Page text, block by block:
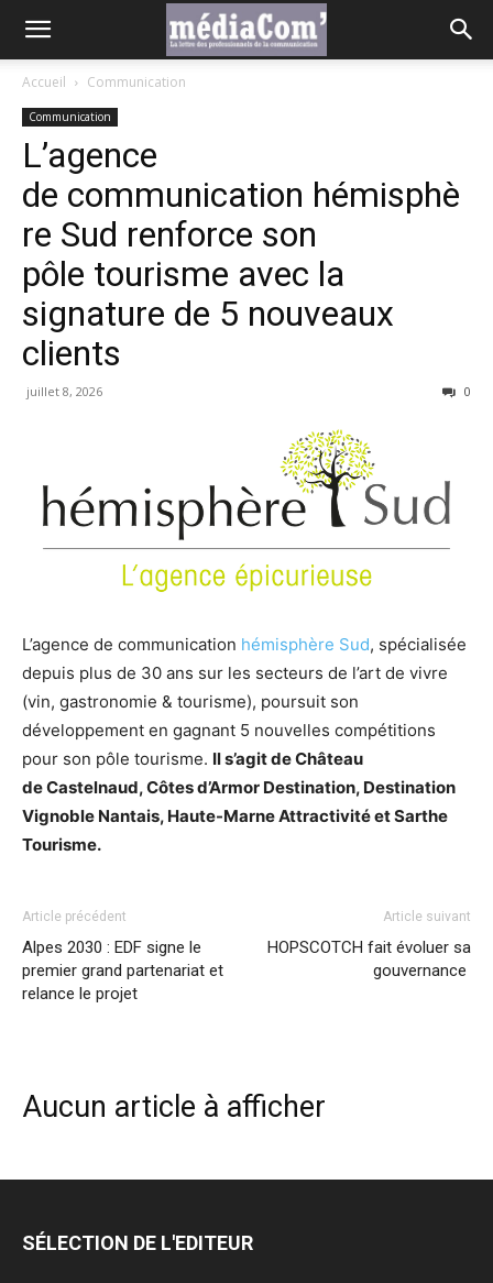
Accueil Communication
Communication
L’agence
de communication hémisphè
re Sud renforce son
pôle tourisme avec la
signature de 5 nouveaux
clients
juillet 8, 2026 0
L’agence de communication hémisphère Sud, spécialisée
depuis plus de 30 ans sur les secteurs de l’art de vivre
(vin, gastronomie & tourisme), poursuit son
développement en gagnant 5 nouvelles compétitions
pour son pôle tourisme. Il s’agit de Château
de Castelnaud, Côtes d’Armor Destination, Destination
Vignoble Nantais, Haute-Marne Attractivité et Sarthe
Tourisme.
Article précédent
Alpes 2030 : EDF signe le
premier grand partenariat et
relance le projet
Article suivant
HOPSCOTCH fait évoluer sa
gouvernance
Aucun article à afficher
SÉLECTION DE L'EDITEUR